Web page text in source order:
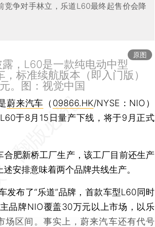
竞争对手林立，乐道L60最终起售价会降
原图
，L60是一款纯电动中型
标准续航版本（即入门版）
。图：视觉中国
蔚来汽车 （ 09866.HK/NYSE：NIO）
于8月15日量产下线，将于9月正式
肥新桥工厂生产，该工厂目前还生产
安排意味着两个品牌共线生产。
布了“乐道”品牌，首款车型L60同时
品牌NIO覆盖30万元以上市场，以乐
场区间。事实上，蔚来汽车还有代号